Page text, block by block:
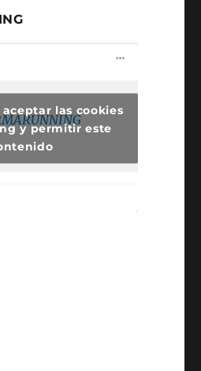
aceptar las cookies
y permitir este